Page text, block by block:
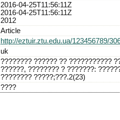
2016-04-25T11:56:11Z
2016-04-25T11:56:11Z
2012
Article
http://eztuir.ztu.edu.ua/123456789/
uk
???????? ?????? ?? ???????????
??????, ???????? ? ???????:
???????? ?????;???.2(23)
????